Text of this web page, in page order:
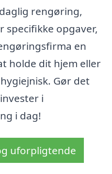
rengøring,
opgaver,
en
holde dit hjem eller
Gør det
i
i dag!
uforpligtende